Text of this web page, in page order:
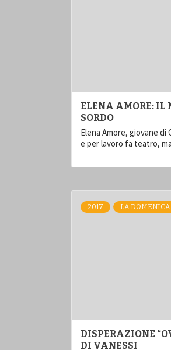
ELENA AMORE: IL
SORDO
Elena Amore, giovane di
e per lavoro fa teatro, ma
2017 LA
DISPERAZIONE
DI VANESSI